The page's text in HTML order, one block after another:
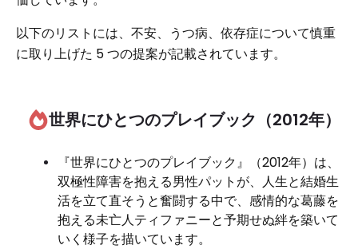
以下のリストには、不安、うつ病、依存症について慎重
に取り上げた 5 つの提案が記載されています。
世界にひとつのプレイブック（2012年）
『世界にひとつのプレイブック』（2012年）は、
双極性障害を抱える男性パットが、人生と結婚生
活を立て直そうと奮闘する中で、感情的な葛藤を
抱える未亡人ティファニーと予期せぬ絆を築いて
いく様子を描いています。